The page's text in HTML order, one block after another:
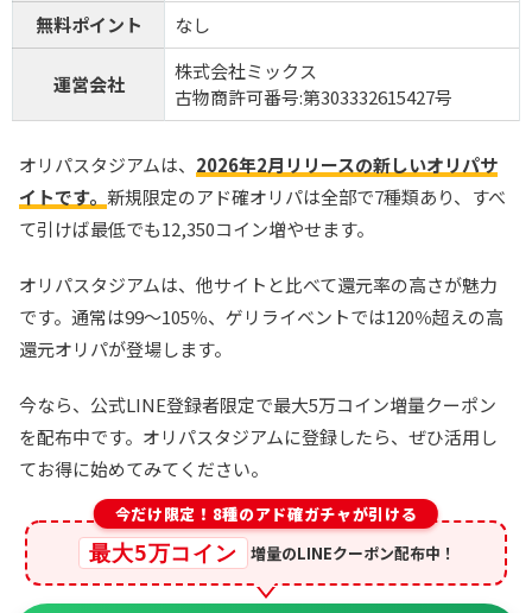
無料ポイント
なし
運営会社
株式会社ミックス
古物商許可番号:第303332615427号
オリパスタジアムは、 2026年2月リリースの新しいオリパサ
イトです。 新規限定のアド確オリパは全部で7種類あり、すべ
て引けば最低でも12,350コイン増やせます。
オリパスタジアムは、他サイトと比べて還元率の高さが魅力
です。通常は99〜105％、ゲリライベントでは120％超えの高
還元オリパが登場します。
今なら、公式LINE登録者限定で最大5万コイン増量クーポン
を配布中です。オリパスタジアムに登録したら、ぜひ活用し
てお得に始めてみてください。
今だけ限定！8種のアド確ガチャが引ける
最大5万コイン 増量のLINEクーポン配布中！